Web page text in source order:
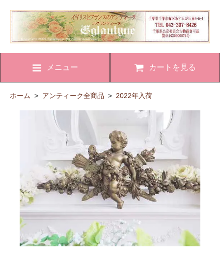
メニュー カートを見る
ホーム > アンティーク全商品 > 2022年入荷